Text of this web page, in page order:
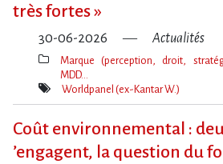
très fortes »
30-06-2026 Actualités
Thèmes(s)
Marque (perception, droit,
MDD…
Mot(s)-
Worldpanel (ex-Kantar W.)
Coût environnemental :
‌’engagent, la question du